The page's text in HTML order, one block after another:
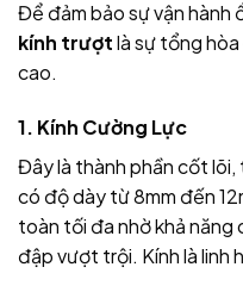
Để đảm bảo sự vận hành
kính trượtlà sự tổng
cao.
1. Kính Cường Lực
Đây là thành phần cốt
có độ dày từ 8mm đến
toàn tối đa nhờ khả năng
đập vượt trội. Kính là linh